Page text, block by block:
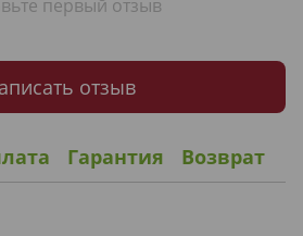
первый отзыв
отзыв
Гарантия Возврат